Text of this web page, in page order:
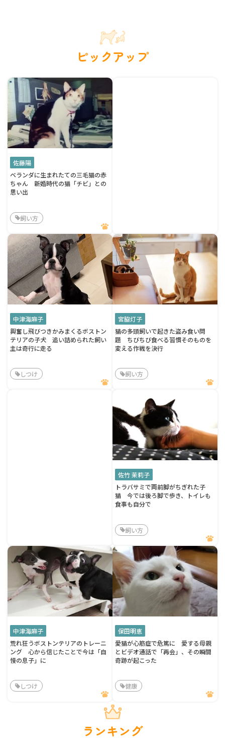
ピックアップ
佐藤陽
ベランダに生まれたての三毛猫の赤
ちゃん 新婚時代の猫「チビ」との
思い出
飼い方
中津海麻子
興奮し飛びつきかみまくるボストン
テリアの子犬 追い詰められた飼い
主は奇行に走る
しつけ
宮脇灯子
猫の多頭飼いで起きた盗み食い問
題 ちびちび食べる習慣そのものを
変える作戦を決行
飼い方
佐竹 茉莉子
トラバサミで両前脚がちぎれた子
猫 今では後ろ脚で歩き、トイレも
食事も自分で
飼い方
中津海麻子
荒れ狂うボストンテリアのトレーニ
ング 心から信じたことで今は「自
慢の息子」に
しつけ
保田明恵
愛猫が心筋症で危篤に 愛する母親
とビデオ通話で「再会」、その瞬間
奇跡が起こった
健康
ランキング